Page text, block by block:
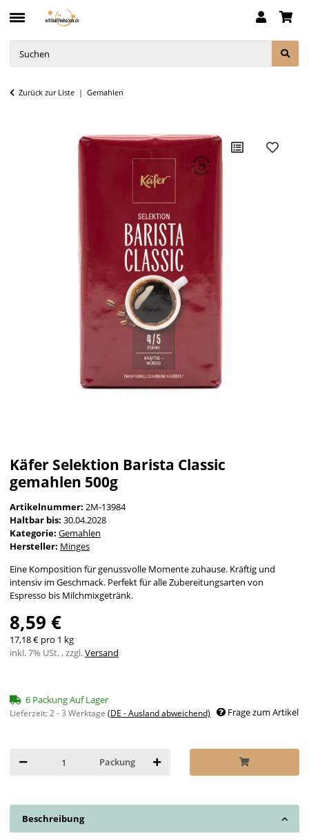
Zurück zur Liste Gemahlen
Käfer Selektion Barista Classic
gemahlen 500g
Artikelnummer: 2M-13984
Haltbar bis: 30.04.2028
Kategorie: Gemahlen
Hersteller: Minges
Eine Komposition für genussvolle Momente zuhause. Kräftig und
intensiv im Geschmack. Perfekt für alle Zubereitungsarten von
Espresso bis Milchmixgetränk.
8,59 €
17,18 € pro 1 kg
inkl. 7% USt. , zzgl.Versand
6 Packung Auf Lager
Lieferzeit:2 - 3 Werktage (DE - Ausland abweichend) Frage zum Artikel
Packung
Beschreibung